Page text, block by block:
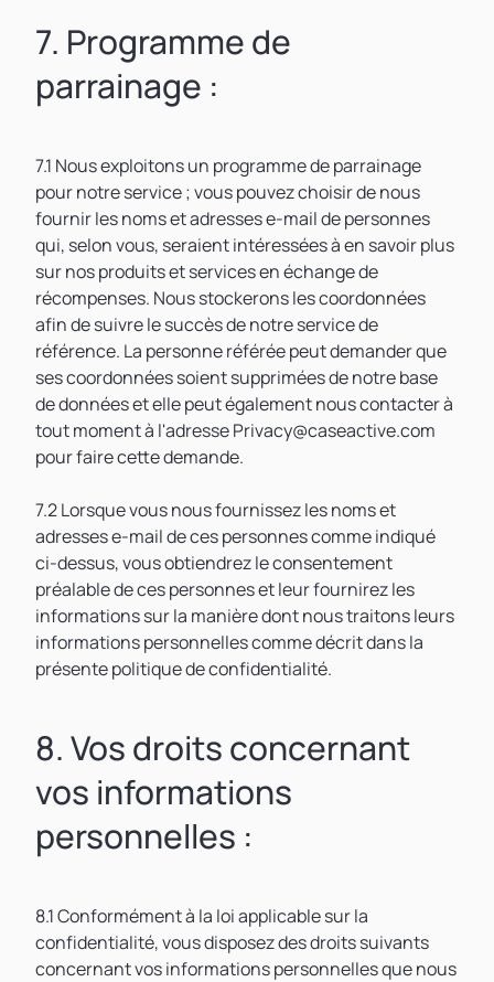
7. Programme de
parrainage :
7.1 Nous exploitons un programme de parrainage
pour notre service ; vous pouvez choisir de nous
fournir les noms et adresses e-mail de personnes
qui, selon vous, seraient intéressées à en savoir plus
sur nos produits et services en échange de
récompenses. Nous stockerons les coordonnées
afin de suivre le succès de notre service de
référence. La personne référée peut demander que
ses coordonnées soient supprimées de notre base
de données et elle peut également nous contacter à
tout moment à l'adresse Privacy@caseactive.com
pour faire cette demande.
7.2 Lorsque vous nous fournissez les noms et
adresses e-mail de ces personnes comme indiqué
ci-dessus, vous obtiendrez le consentement
préalable de ces personnes et leur fournirez les
informations sur la manière dont nous traitons leurs
informations personnelles comme décrit dans la
présente politique de confidentialité.
8. Vos droits concernant
vos informations
personnelles :
8.1 Conformément à la loi applicable sur la
confidentialité, vous disposez des droits suivants
concernant vos informations personnelles que nous